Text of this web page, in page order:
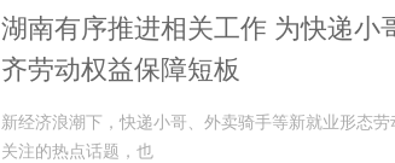
湖南有序推进相关工作 为快递小
齐劳动权益保障短板
新经济浪潮下，快递小哥、外卖骑手等新就业形态
关注的热点话题，也